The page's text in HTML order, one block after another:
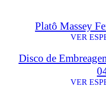
Platô Massey
VER
Disco de
VER